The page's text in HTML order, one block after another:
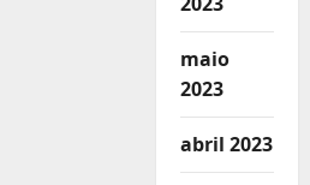
maio
2023
abril 2023